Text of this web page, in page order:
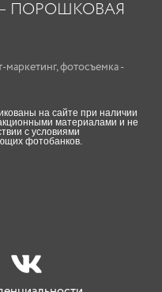
— ПОРОШКОВАЯ
маркетинг,фотосъемка -
на сайте при наличии
материалами и не
с условиями
фотобанков.